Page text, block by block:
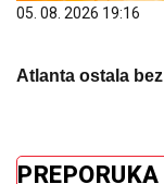
05. 08. 2026 19:16
Atlanta ostala